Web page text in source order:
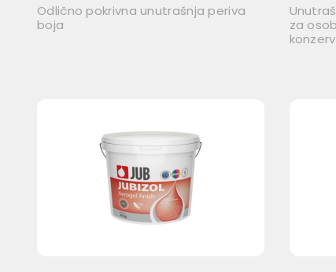
Odlično pokrivna unutrašnja periva
boja
za